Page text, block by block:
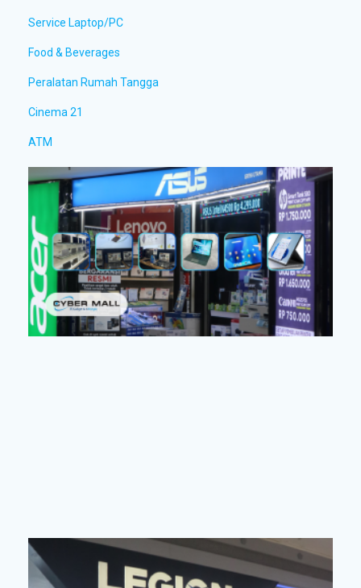
Service Laptop/PC
Food & Beverages
Peralatan Rumah Tangga
Cinema 21
ATM